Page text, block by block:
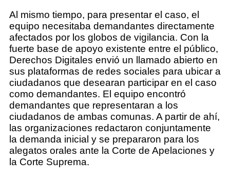
Al mismo tiempo, para presentar el caso, el
equipo necesitaba demandantes directamente
afectados por los globos de vigilancia. Con la
fuerte base de apoyo existente entre el público,
Derechos Digitales envió un llamado abierto en
sus plataformas de redes sociales para ubicar a
ciudadanos que desearan participar en el caso
como demandantes. El equipo encontró
demandantes que representaran a los
ciudadanos de ambas comunas. A partir de ahí,
las organizaciones redactaron conjuntamente
la demanda inicial y se prepararon para los
alegatos orales ante la Corte de Apelaciones y
la Corte Suprema.